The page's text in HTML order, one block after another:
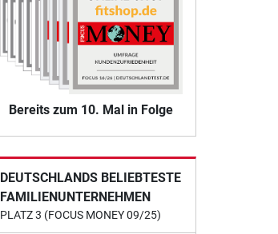
Bereits zum 10. Mal in Folge
DEUTSCHLANDS BELIEBTESTE
FAMILIENUNTERNEHMEN
PLATZ 3 (FOCUS MONEY 09/25)